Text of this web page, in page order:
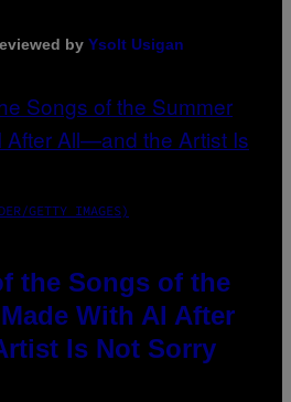
by Ysolt Usigan
GETTY IMAGES)
the Songs of the
With AI After
Is Not Sorry